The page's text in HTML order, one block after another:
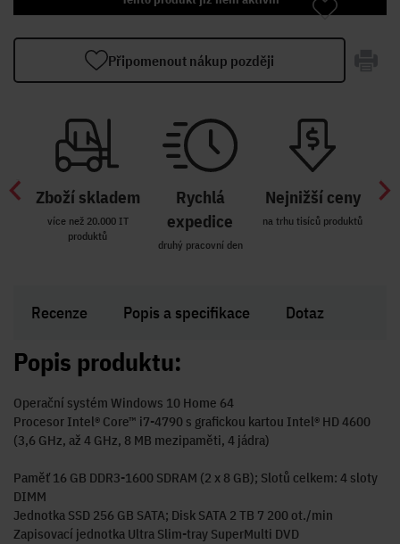
Připomenout nákup později
Zboží skladem
více než 20.000 IT
produktů
Rychlá
expedice
druhý pracovní den
Nejnižší ceny
na trhu tisíců produktů
Recenze Popis a specifikace Dotaz
Popis produktu:
Operační systém Windows 10 Home 64
Procesor Intel® Core™ i7-4790 s grafickou kartou Intel® HD 4600
(3,6 GHz, až 4 GHz, 8 MB mezipaměti, 4 jádra)
Paměť 16 GB DDR3-1600 SDRAM (2 x 8 GB); Slotů celkem: 4 sloty
DIMM
Jednotka SSD 256 GB SATA; Disk SATA 2 TB 7 200 ot./min
Zapisovací jednotka Ultra Slim-tray SuperMulti DVD